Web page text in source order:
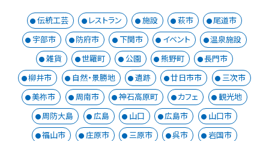
伝統工芸 レストラン 施設 萩市
尾道市
宇部市
防府市 下関市 イベント
温泉施設
雑貨
世羅町 公園 熊野町
長門市
柳井市
自然・景勝地 遺跡 廿日市市
三次市
美祢市
周南市 神石高原町 カフェ
観光地
周防大島
広島 山口 広島市
山口市
福山市
庄原市 三原市 呉市
岩国市